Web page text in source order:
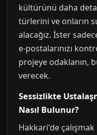
kültürünü daha
türlerini ve onların
alacağız. İster
e-postalarınızı
projeye odaklanın,
verecek.
Sessizlikte
Nasıl Bulunur?
Hakkari'de